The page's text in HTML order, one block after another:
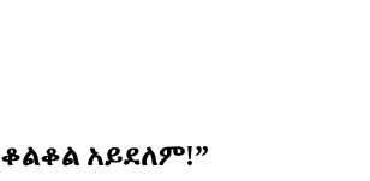
አይደለም!”